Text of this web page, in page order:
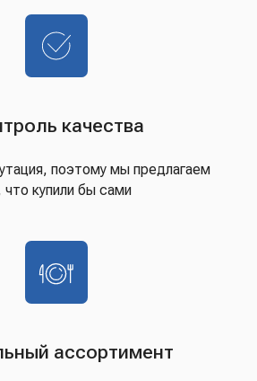
качества
поэтому мы предлагаем
что купили бы сами
ассортимент